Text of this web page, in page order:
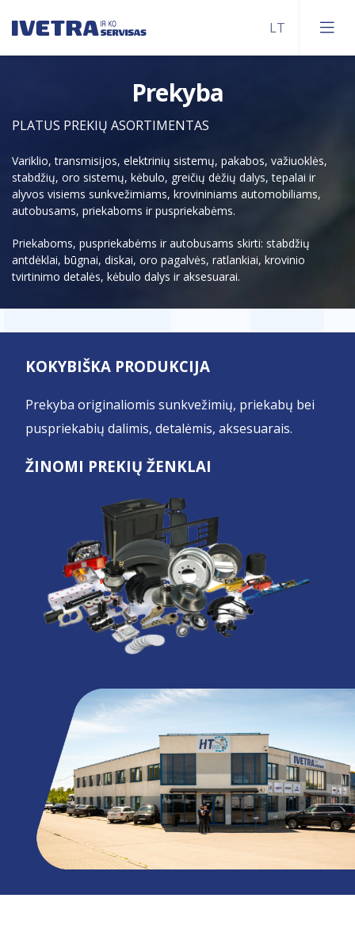
Sunkvežimių servisas
Priekabų ir puspriekabių servisas
Kėbulų remontas
Tachografų patikra
Prekyba
PLATUS PREKIŲ ASORTIMENTAS
Variklio, transmisijos, elektrinių sistemų, pakabos, važiuoklės,
stabdžių, oro sistemų, kėbulo, greičių dėžių dalys, tepalai ir
alyvos visiems sunkvežimiams, krovininiams automobiliams,
autobusams, priekaboms ir puspriekabėms.
Priekaboms, puspriekabėms ir autobusams skirti: stabdžių
antdėklai, būgnai, diskai, oro pagalvės, ratlankiai, krovinio
tvirtinimo detalės, kėbulo dalys ir aksesuarai.
KOKYBIŠKA PRODUKCIJA
Prekyba originaliomis sunkvežimių, priekabų bei
puspriekabių dalimis, detalėmis, aksesuarais.
ŽINOMI PREKIŲ ŽENKLAI